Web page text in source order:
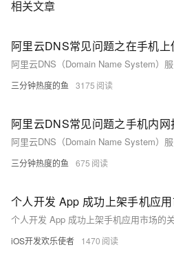
相关文章
三分钟热度的鱼 3175
阿里云DNS常见问题之手机内
三分钟热度的鱼 675
个人开发 App 成功上架手机应
个人开发 App 成功上架手机应用市场的
iOS开发欢乐使者 1470